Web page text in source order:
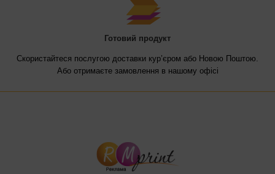
Готовий продукт
Скористайтеся послугою доставки кур’єром або Новою Поштою.
Або отримаєте замовлення в нашому офісі